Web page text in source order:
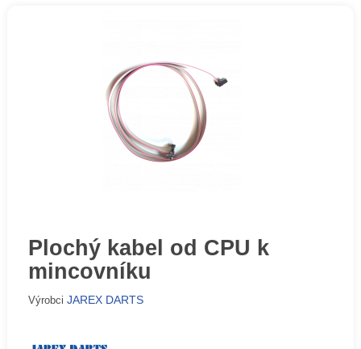
Plochý kabel od CPU k
mincovníku
Výrobci JAREX DARTS